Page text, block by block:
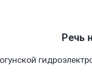
Речь